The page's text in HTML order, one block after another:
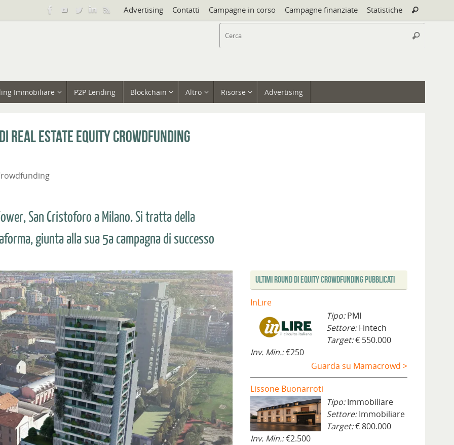
Advertising Contatti Campagne in corso Campagne finanziate Statistiche Cerca
Cerca
Immobiliare P2P Lending Blockchain Altro Risorse Advertising
real estate equity crowdfunding
San Cristoforo a Milano. Si tratta della
giunta alla sua 5a campagna di successo
Ultimi Round di Equity Crowdfunding Pubblicati
InLire
Tipo:PMI
Settore:Fintech
Target:€ 550.000
Inv. Min.:€250
Guarda su Mamacrowd >
Lissone Buonarroti
Tipo:Immobiliare
Settore:Immobiliare
Target:€ 800.000
Inv. Min.:€2.500